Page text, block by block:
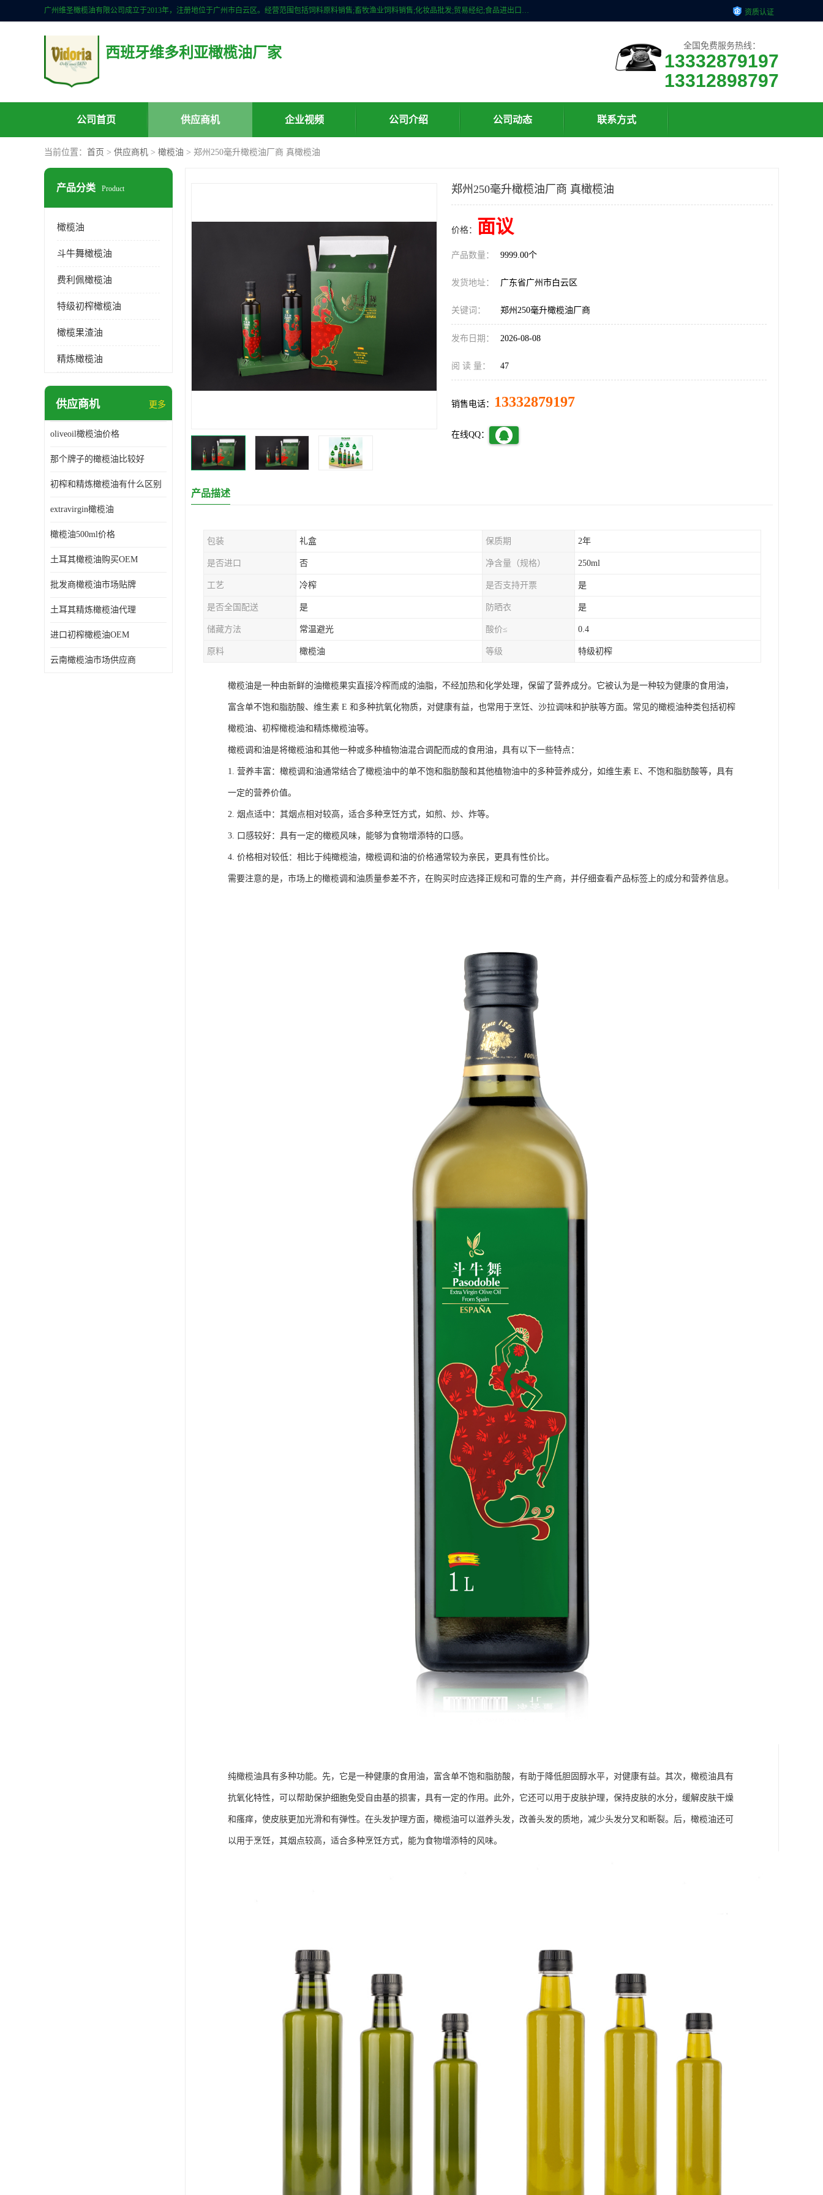
广州维圣橄榄油有限公司成立于2013年，注册地位于广州市白云区。经营范围包括饲料原料销售;畜牧渔业饲料销售;化妆品批发;贸易经纪;食品进出口等，主要产品有：橄榄果渣油，橄榄油，纯橄榄油等。 资质认证
西班牙维多利亚橄榄油厂家 全国免费服务热线：
13332879197
13312898797
公司首页 供应商机 企业视频 公司介绍 公司动态 联系方式
当前位置： 首页 > 供应商机 > 橄榄油 > 郑州250毫升橄榄油厂商 真橄榄油
产品分类 Product
橄榄油
斗牛舞橄榄油
费利佩橄榄油
特级初榨橄榄油
橄榄果渣油
精炼橄榄油
供应商机 更多
oliveoil橄榄油价格
那个牌子的橄榄油比较好
初榨和精炼橄榄油有什么区别
extravirgin橄榄油
橄榄油500ml价格
土耳其橄榄油购买OEM
批发商橄榄油市场贴牌
土耳其精炼橄榄油代理
进口初榨橄榄油OEM
云南橄榄油市场供应商
郑州250毫升橄榄油厂商 真橄榄油
价格： 面议
产品数量： 9999.00个
发货地址： 广东省广州市白云区
关键词： 郑州250毫升橄榄油厂商
发布日期： 2026-08-08
阅 读 量： 47
销售电话： 13332879197
在线QQ：
产品描述
包装 礼盒 保质期 2年
是否进口 否 净含量（规格） 250ml
工艺 冷榨 是否支持开票 是
是否全国配送 是 防晒衣 是
储藏方法 常温避光 酸价≤ 0.4
原料 橄榄油 等级 特级初榨
橄榄油是一种由新鲜的油橄榄果实直接冷榨而成的油脂，不经加热和化学处理，保留了营养成分。它被认为是一种较为健康的食用油，
富含单不饱和脂肪酸、维生素 E 和多种抗氧化物质，对健康有益，也常用于烹饪、沙拉调味和护肤等方面。常见的橄榄油种类包括初榨
橄榄油、初榨橄榄油和精炼橄榄油等。
橄榄调和油是将橄榄油和其他一种或多种植物油混合调配而成的食用油，具有以下一些特点：
1. 营养丰富：橄榄调和油通常结合了橄榄油中的单不饱和脂肪酸和其他植物油中的多种营养成分，如维生素 E、不饱和脂肪酸等，具有
一定的营养价值。
2. 烟点适中：其烟点相对较高，适合多种烹饪方式，如煎、炒、炸等。
3. 口感较好：具有一定的橄榄风味，能够为食物增添特的口感。
4. 价格相对较低：相比于纯橄榄油，橄榄调和油的价格通常较为亲民，更具有性价比。
需要注意的是，市场上的橄榄调和油质量参差不齐，在购买时应选择正规和可靠的生产商，并仔细查看产品标签上的成分和营养信息。
纯橄榄油具有多种功能。先，它是一种健康的食用油，富含单不饱和脂肪酸，有助于降低胆固醇水平，对健康有益。其次，橄榄油具有
抗氧化特性，可以帮助保护细胞免受自由基的损害，具有一定的作用。此外，它还可以用于皮肤护理，保持皮肤的水分，缓解皮肤干燥
和瘙痒，使皮肤更加光滑和有弹性。在头发护理方面，橄榄油可以滋养头发，改善头发的质地，减少头发分叉和断裂。后，橄榄油还可
以用于烹饪，其烟点较高，适合多种烹饪方式，能为食物增添特的风味。